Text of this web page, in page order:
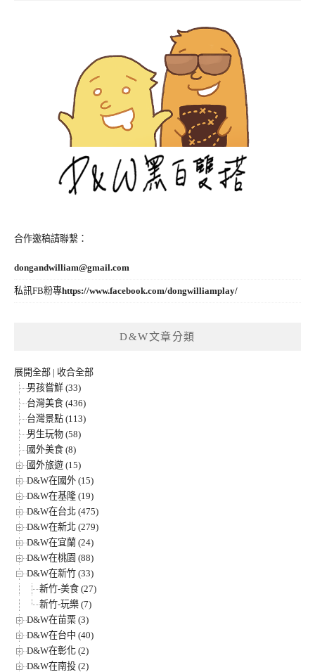
合作邀稿請聯繫：
dongandwilliam@gmail.com
私訊FB粉專https://www.facebook.com/dongwilliamplay/
D&W文章分類
展開全部 | 收合全部
男孩嘗鮮 (33)
台灣美食 (436)
台灣景點 (113)
男生玩物 (58)
國外美食 (8)
國外旅遊 (15)
D&W在國外 (15)
D&W在基隆 (19)
D&W在台北 (475)
D&W在新北 (279)
D&W在宜蘭 (24)
D&W在桃園 (88)
D&W在新竹 (33)
新竹-美食 (27)
新竹-玩樂 (7)
D&W在苗栗 (3)
D&W在台中 (40)
D&W在彰化 (2)
D&W在南投 (2)